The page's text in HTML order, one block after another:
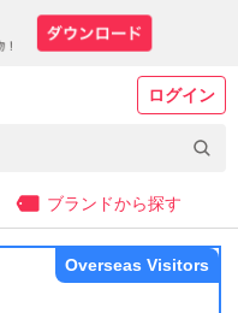
ログイン
ブランドから探す
Overseas Visitors